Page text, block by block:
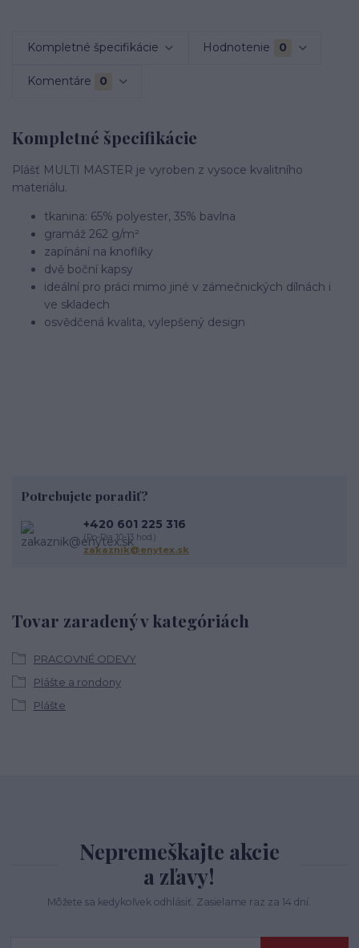
Kompletné špecifikácie Hodnotenie 0
Komentáre 0
Kompletné špecifikácie
Plášť MULTI MASTER je vyroben z vysoce kvalitního
materiálu.
tkanina: 65% polyester, 35% bavlna
gramáž 262 g/m²
zapínání na knoflíky
dvě boční kapsy
ideální pro práci mimo jiné v zámečnických dílnách i
ve skladech
osvědčená kvalita, vylepšený design
Tovar zaradený v kategóriách
PRACOVNÉ ODEVY
Plášte a rondony
Plášte
Potrebujete poradiť?
+420 601 225 316
(Po-Pia 10-13 hod.)
zakaznik@enytex.sk
Nepremeškajte akcie
a zľavy!
Môžete sa kedykoľvek odhlásiť. Zasielame raz za 14 dní.